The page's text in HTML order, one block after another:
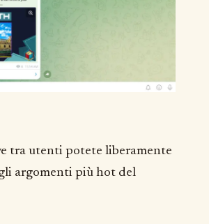
tra utenti potete liberamente
argomenti più hot del